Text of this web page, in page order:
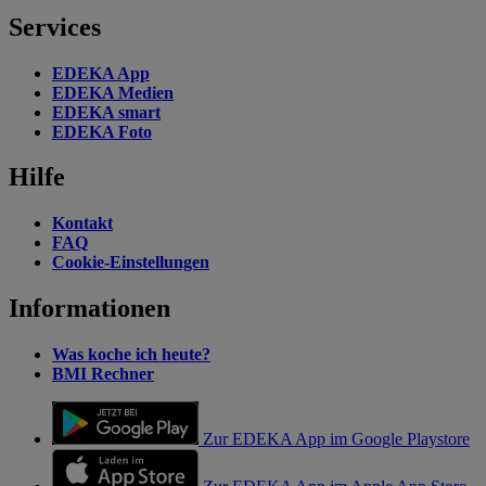
Services
EDEKA App
EDEKA Medien
EDEKA smart
EDEKA Foto
Hilfe
Kontakt
FAQ
Cookie-Einstellungen
Informationen
Was koche ich heute?
BMI Rechner
Zur EDEKA App im Google Playstore